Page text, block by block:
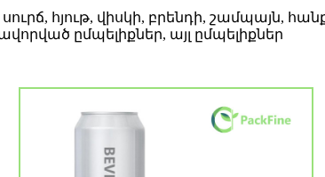
հյութ, վիսկի, բրենդի, շամպայն,
ըմպելիքներ, այլ ըմպելիքներ